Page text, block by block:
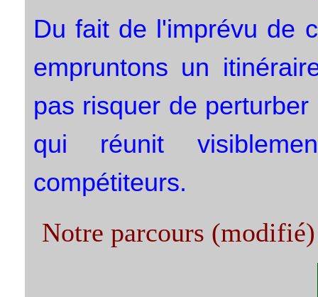
Du fait de l'imprévu de
empruntons un
pas risquer de
qui réunit
compétiteurs.
Notre parcours